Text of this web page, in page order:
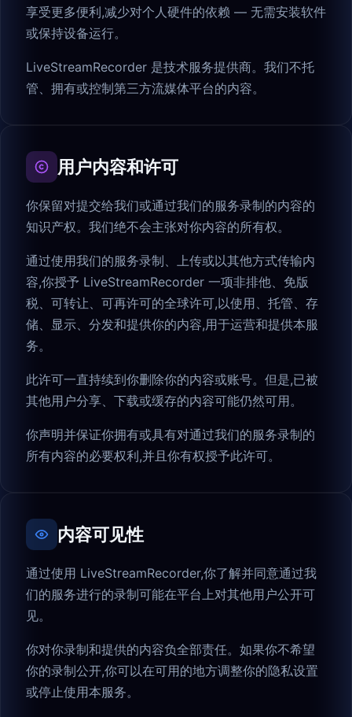
享受更多便利,减少对个人硬件的依赖 — 无需安装软件
或保持设备运行。
LiveStreamRecorder 是技术服务提供商。我们不托
管、拥有或控制第三方流媒体平台的内容。
用户内容和许可
你保留对提交给我们或通过我们的服务录制的内容的
知识产权。我们绝不会主张对你内容的所有权。
通过使用我们的服务录制、上传或以其他方式传输内
容,你授予 LiveStreamRecorder 一项非排他、免版
税、可转让、可再许可的全球许可,以使用、托管、存
储、显示、分发和提供你的内容,用于运营和提供本服
务。
此许可一直持续到你删除你的内容或账号。但是,已被
其他用户分享、下载或缓存的内容可能仍然可用。
你声明并保证你拥有或具有对通过我们的服务录制的
所有内容的必要权利,并且你有权授予此许可。
内容可见性
通过使用 LiveStreamRecorder,你了解并同意通过我
们的服务进行的录制可能在平台上对其他用户公开可
见。
你对你录制和提供的内容负全部责任。如果你不希望
你的录制公开,你可以在可用的地方调整你的隐私设置
或停止使用本服务。